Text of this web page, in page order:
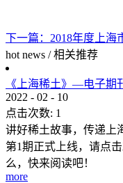
下一篇： 2018年度上海
hot news / 相关推荐
《上海稀土》—电子期
2022 - 02 - 10
点击次数: 1
讲好稀土故事，传递上
第1期正式上线，请点
么，快来阅读吧！
more